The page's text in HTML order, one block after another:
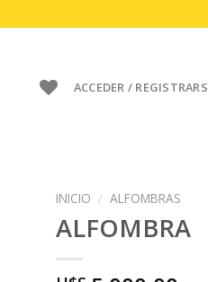
ACCEDER /
INICIO / ALFOMBRAS
ALFOMBRA